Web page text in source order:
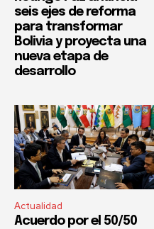
seis ejes de reforma
para transformar
Bolivia y proyecta una
nueva etapa de
desarrollo
Actualidad
Acuerdo por el 50/50